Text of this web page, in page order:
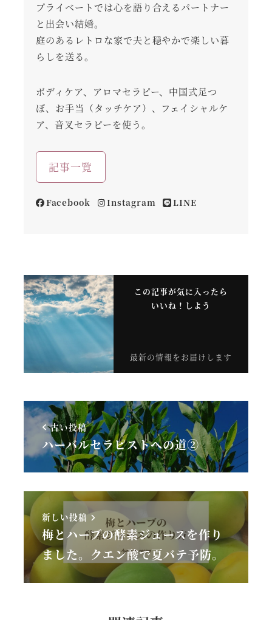
プライベートでは心を語り合えるパートナー
と出会い結婚。
庭のあるレトロな家で夫と穏やかで楽しい暮
らしを送る。
ボディケア、アロマセラピー、中国式足つ
ぼ、お手当（タッチケア）、フェイシャルケ
ア、音叉セラピーを使う。
記事一覧
Facebook Instagram LINE
この記事が気に入ったら
いいね！しよう
最新の情報をお届けします
古い投稿
ハーバルセラピストへの道②
新しい投稿
梅とハーブの酵素ジュースを作り
ました。クエン酸で夏バテ予防。